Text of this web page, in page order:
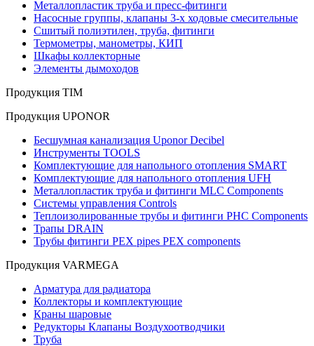
Металлопластик труба и пресс-фитинги
Насосные группы, клапаны 3-х ходовые смесительные
Сшитый полиэтилен, труба, фитинги
Термометры, манометры, КИП
Шкафы коллекторные
Элементы дымоходов
Продукция TIM
Продукция UPONOR
Бесшумная канализация Uponor Decibel
Инструменты TOOLS
Комплектующие для напольного отопления SMART
Комплектующие для напольного отопления UFH
Металлопластик труба и фитинги MLC Components
Системы управления Controls
Теплоизолированные трубы и фитинги PHC Components
Трапы DRAIN
Трубы фитинги PEX pipes PEX components
Продукция VARMEGA
Арматура для радиатора
Коллекторы и комплектующие
Краны шаровые
Редукторы Клапаны Воздухоотводчики
Труба